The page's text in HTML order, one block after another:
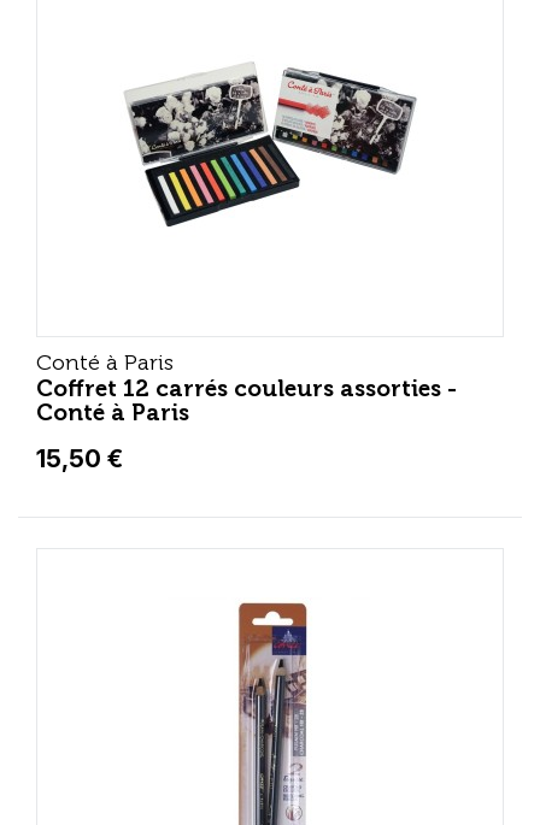
Conté à Paris
Coffret 12 carrés couleurs assorties -
Conté à Paris
15,50 €